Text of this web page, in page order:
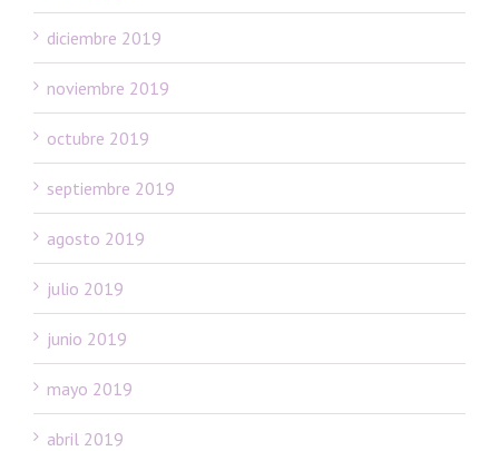
diciembre 2019
noviembre 2019
octubre 2019
septiembre 2019
agosto 2019
julio 2019
junio 2019
mayo 2019
abril 2019